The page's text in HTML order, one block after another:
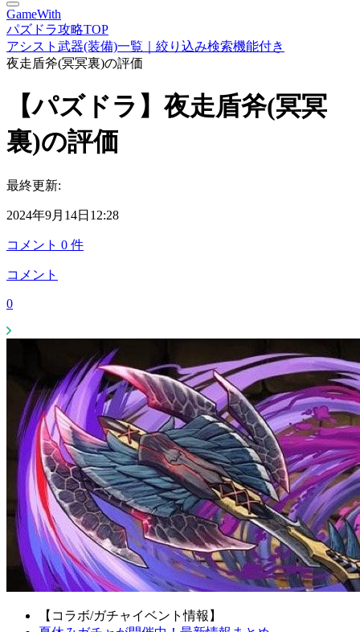
GameWith
パズドラ攻略TOP
アシスト武器(装備)一覧｜絞り込み検索機能付き
夜走盾斧(冥冥裏)の評価
【パズドラ】夜走盾斧(冥冥
裏)の評価
最終更新:
2024年9月14日12:28
コメント 0 件
コメント
0
【コラボ/ガチャイベント情報】